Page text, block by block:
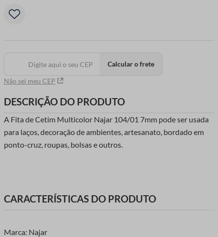
Não sei meu CEP
Calcular o frete
DESCRIÇÃO DO PRODUTO
A Fita de Cetim Multicolor Najar 104/01 7mm pode ser usada
para laços, decoração de ambientes, artesanato, bordado em
ponto-cruz, roupas, bolsas e outros.
CARACTERÍSTICAS DO PRODUTO
Marca: Najar